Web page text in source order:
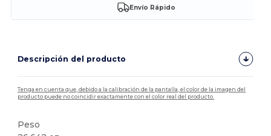
Envío Rápido
Descripción del producto
Tenga en cuenta que, debido a la calibración de la pantalla, el color de la imagen del
producto puede no coincidir exactamente con el color real del producto.
Peso